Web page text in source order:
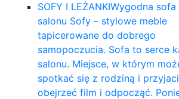
SOFY I LEŻANKIWygodna sofa
salonu Sofy – stylowe meble
tapicerowane do dobrego
samopoczucia. Sofa to serce
salonu. Miejsce, w którym
spotkać się z rodziną i
obejrzeć film i odpocząć.